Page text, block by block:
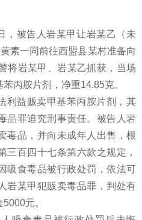
，被告人岩某甲让岩某乙（未
素一同前往西盟县某村准备向
将岩某甲、岩某乙抓获，当场
丙胺片剂，净重14.85克。
利益贩卖甲基苯丙胺片剂，其
品罪追究刑事责任。被告人岩
毒品，并向未成年人出售，根
三百四十七条第六款之规定，
吸食毒品被行政处罚，依法可
岩某甲犯贩卖毒品罪，判处有
元。